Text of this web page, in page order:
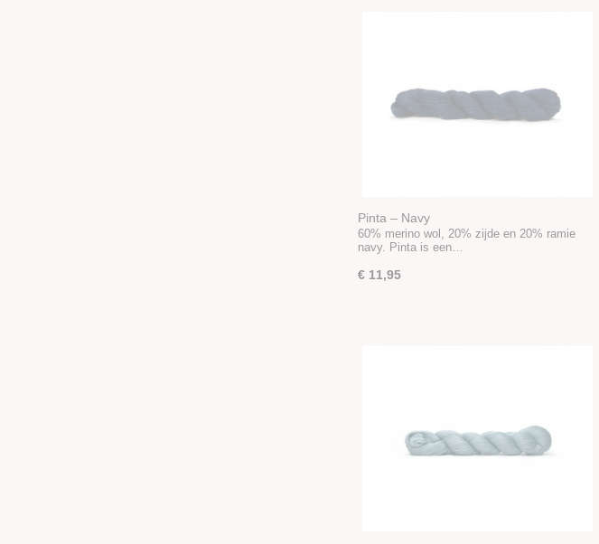
Pinta – Navy
60% merino wol, 20% zijde en 20% ramie
navy. Pinta is een…
€ 11,95